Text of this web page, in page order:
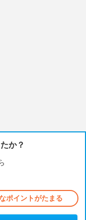
か？
ポイントがたまる